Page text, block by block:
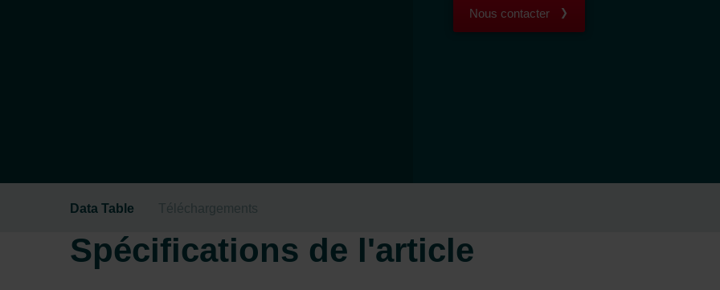
Nous contacter
Data Table Téléchargements
Spécifications de l'article